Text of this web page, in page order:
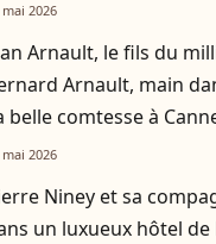
mai 2026
Arnault, le fils du
Arnault, main
belle comtesse à
mai 2026
Niney et sa
un luxueux hôtel de